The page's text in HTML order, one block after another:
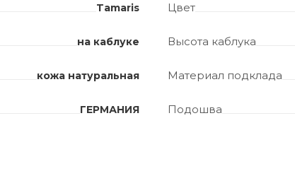
Tamaris Цвет
на каблуке Высота каблука
кожа натуральная Материал подклада
ГЕРМАНИЯ Подошва